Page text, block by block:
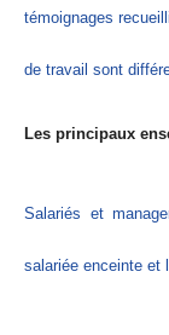
témoignages
de travail sont
Les principaux
Salariés et
salariée enceinte et